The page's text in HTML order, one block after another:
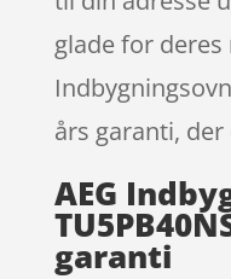
glade for deres
års garanti,
AEG
garanti